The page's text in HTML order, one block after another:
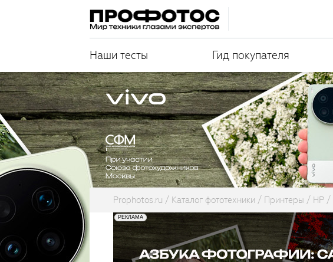
Наши тесты Гид покупателя
Prophotos.ru Каталог фототехники Принтеры HP